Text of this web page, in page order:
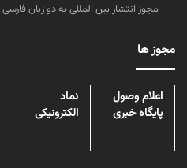
مجوز انتشار بین المللی به دو زبان
مجوز ها
اعلام وصول
پایگاه خبری
نماد
الکترونیکی